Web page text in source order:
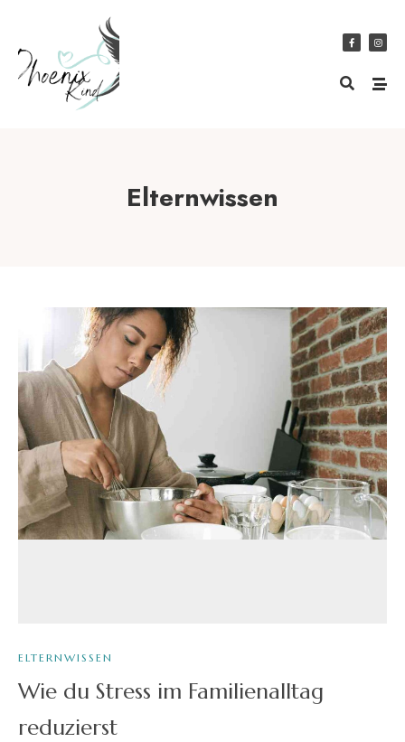
Elternwissen
ELTERNWISSEN
Wie du Stress im Familienalltag
reduzierst